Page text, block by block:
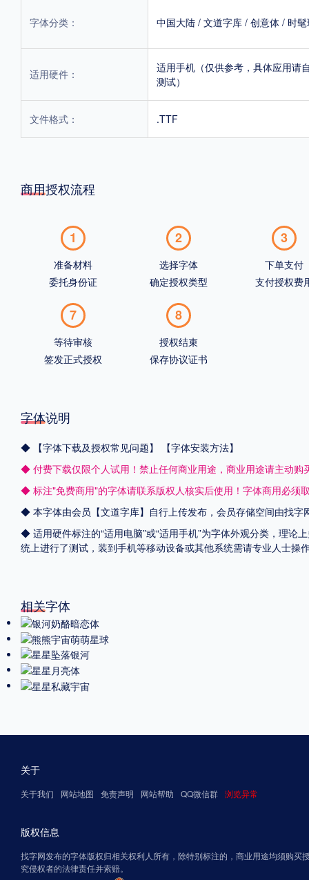
字体分类： 中国大陆 / 文道字库 / 创意体 / 时
适用硬件：
适用手机（仅供参考，具体应用请
测试）
文件格式： .TTF
商用授权流程
1
准备材料
委托身份证
2
选择字体
确定授权类型
3
下单支付
支付授权费
7
等待审核
签发正式授权
8
授权结束
保存协议证书
字体说明
◆ 【字体下载及授权常见问题】
【字体安装方法】
◆ 付费下载仅限个人试用！禁止任何商业用途，商业用途请主动购
◆ 标注"免费商用"的字体请联系版权人核实后使用！字体商用必须
◆ 本字体由会员【文道字库】自行上传发布，会员存储空间由找
◆ 适用硬件标注的“适用电脑”或“适用手机”为字体外观分类，理论
统上进行了测试，装到手机等移动设备或其他系统需请专业人士
相关字体
关于
关于我们 网站地图 免责声明 网站帮助 QQ微信群 浏览异常
版权信息
找字网发布的字体版权归相关权利人所有，除特别标注的，商业用途均须购买
究侵权者的法律责任并索赔。